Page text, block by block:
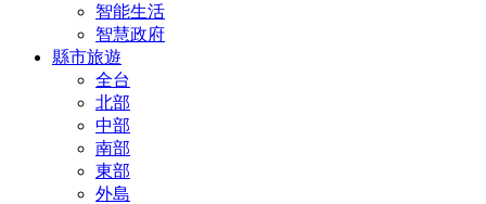
智能生活
智慧政府
縣市旅遊
全台
北部
中部
南部
東部
外島